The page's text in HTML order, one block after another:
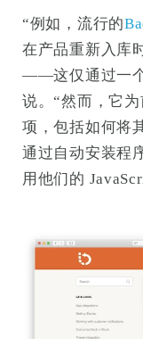
“例如，流行的
在产品重新入库
——这仅通过一
说。“然而，它
项，包括如何将
通过自动安装程
用他们的